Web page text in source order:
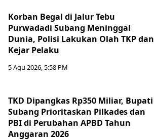
Korban Begal di Jalur Tebu
Purwadadi Subang Meninggal
Dunia, Polisi Lakukan Olah TKP dan
Kejar Pelaku
5 Agu 2026, 5:58 PM
TKD Dipangkas Rp350 Miliar, Bupati
Subang Prioritaskan Pilkades dan
PBI di Perubahan APBD Tahun
Anggaran 2026